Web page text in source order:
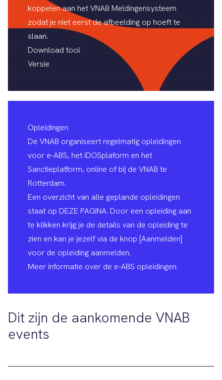
koppelen aan hetVNAB Meldingensysteem
zodat je niet eerst de afbeelding op hoeft te
slaan.
Download tool
Versie
Opleidingen
De VNAB organiseert regelmatig opleidingen
voor e-ABS, het iDOSplaform en het
Sanctieplatform, online of bij de VNAB te
Rotterdam.
Een overzicht van alle geplande opleidingen
staat op DEZE PAGINA. Door een opleiding aan
te klikken krijg je de details van de opleiding te
zien en kan je jezelf via de knop [Aanmelden]
voor de opleiding aanmelden.
Meer informatie over de e-ABS opleidingen.
Dit zijn de aankomende VNAB
events